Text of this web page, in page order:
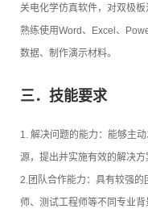
关电化学仿真软件，对双极板
熟练使用Word、Excel、
数据、制作演示材料。
三．技能要求
1. 解决问题的能力：能够主
源，提出并实施有效的解决方
2.团队合作能力：具有较强
师、测试工程师等不同专业背